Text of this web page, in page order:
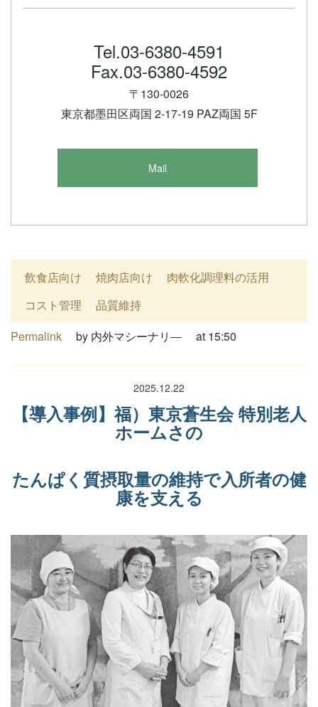
Tel.03-6380-4591
Fax.03-6380-4592
〒130-0026
東京都墨田区両国 2-17-19 PAZ両国 5F
Mail
飲食店向け 焼肉店向け
肉軟化調理料の活用
コスト管理
品質維持
Permalink
by 内外マシーナリ― at 15:50
2025.12.22
【導入事例】福）東京蒼生会 特別老人
ホームさの
たんぱく質摂取量の維持で入所者の健
康を支える